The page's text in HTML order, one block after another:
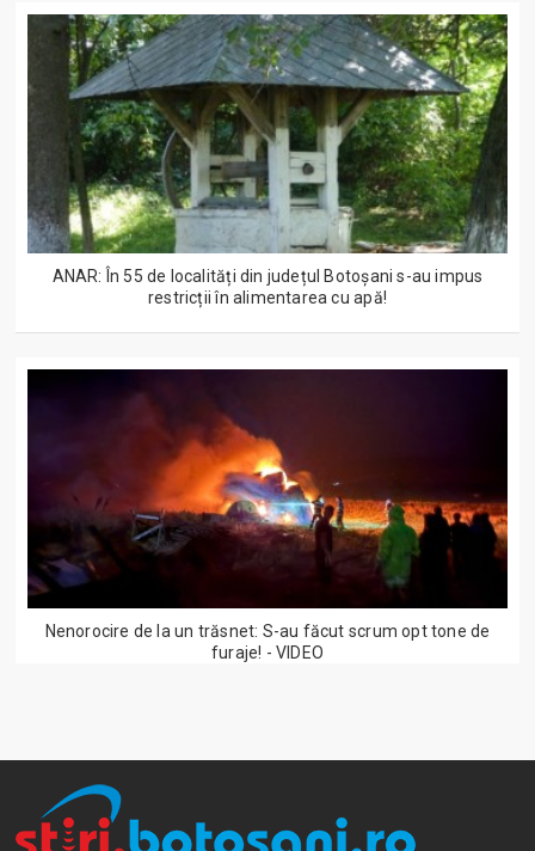
ANAR: În 55 de localități din județul Botoșani s-au impus
restricții în alimentarea cu apă!
Nenorocire de la un trăsnet: S-au făcut scrum opt tone de
furaje! - VIDEO